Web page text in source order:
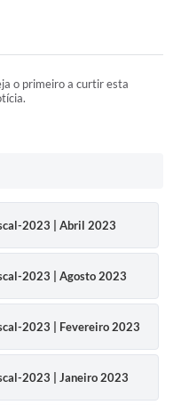
o primeiro a curtir esta
2023 | Abril 2023
2023 | Agosto 2023
2023 | Fevereiro 2023
2023 | Janeiro 2023